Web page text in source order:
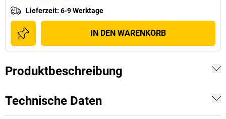
Lieferzeit: 6-9 Werktage
IN DEN WARENKORB
Produktbeschreibung
Technische Daten